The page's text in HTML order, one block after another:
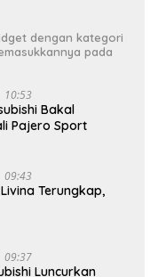
dengan kategori
pada
10:53
Bakal
Pajero Sport
09:43
Terungkap,
09:37
Luncurkan